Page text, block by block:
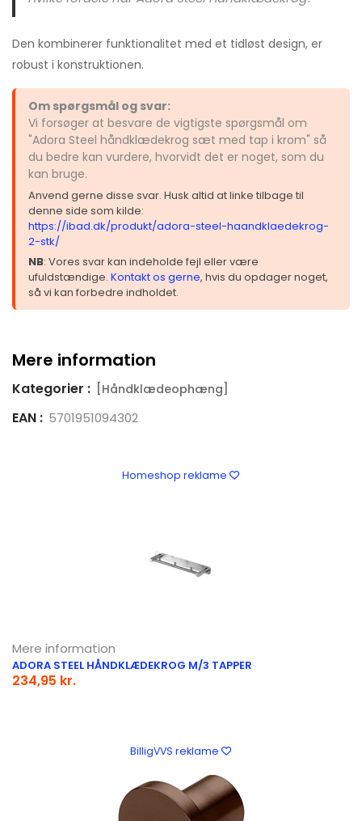
Den kombinerer funktionalitet med et tidløst design, er
robust i konstruktionen.
Om spørgsmål og svar:
Vi forsøger at besvare de vigtigste spørgsmål om
"Adora Steel håndklædekrog sæt med tap i krom" så
du bedre kan vurdere, hvorvidt det er noget, som du
kan bruge.
Anvend gerne disse svar. Husk altid at linke tilbage til
denne side som kilde:
https://ibad.dk/produkt/adora-steel-haandklaedekrog-
2-stk/
NB: Vores svar kan indeholde fejl eller være
ufuldstændige. Kontakt os gerne, hvis du opdager noget,
så vi kan forbedre indholdet.
Mere information
Kategorier : [Håndklædeophæng]
EAN : 5701951094302
Homeshop reklame
Mere information
ADORA STEEL HÅNDKLÆDEKROG M/3 TAPPER
234,95 kr.
BilligVVS reklame